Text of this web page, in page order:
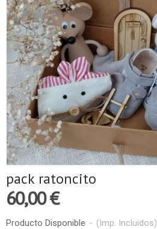
pack ratoncito
60,00 €
Producto Disponible - (Imp. Incluidos)